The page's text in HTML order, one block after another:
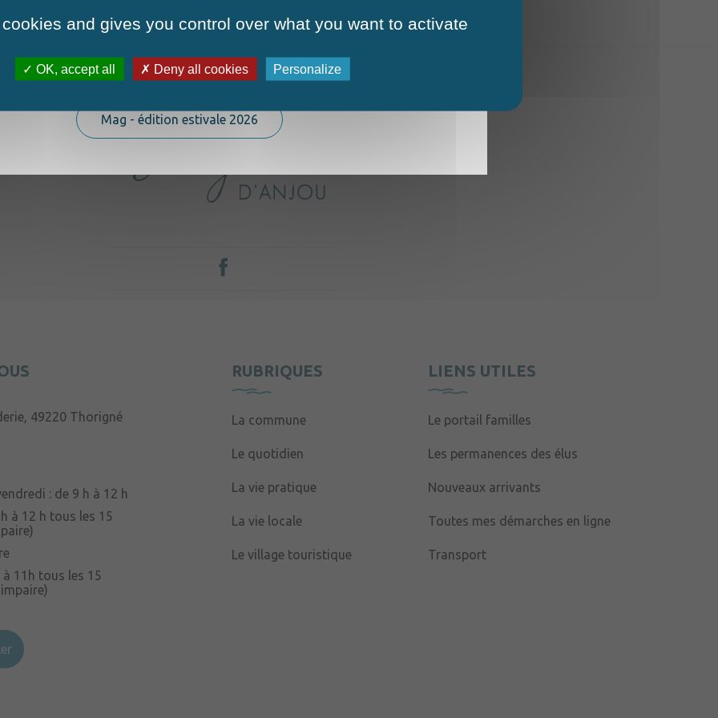
La vie pratique
Le village touristique
49220 Thorigné
: de 9 h à 12 h
à 12 h tous les 15
à 11h tous les 15
RUBRIQUES
La commune
Le quotidien
La vie pratique
La vie locale
Le village touristique
LIENS UTILES
Le portail familles
Les permanences des élus
Nouveaux arrivants
Toutes mes démarches en ligne
Transport
La nouvelle édition du Mag est arrivée!
Mag - édition estivale 2026
and gives you control over what you want to activate
OK, accept all Deny all cookies Personalize